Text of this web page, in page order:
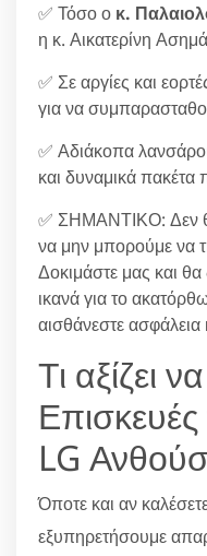
✅ Τόσο ο κ.
η κ. Αικατερίνη
✅ Σε αργίες και
για να
✅ Αδιάκοπα
και δυναμικά
✅ ΣΗΜΑΝΤΙΚΟ: Δεν
να μην μπορούμε να
Δοκιμάστε μας και θα
ικανά για το
αισθάνεστε ασφάλεια
Τι αξίζει
LG
Όποτε και αν
εξυπηρετήσουμε